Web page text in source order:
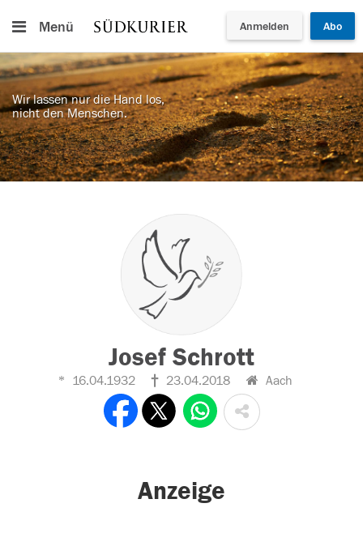
Menü Anmelden Abo
Wir lassen nur die Hand los,
nicht den Menschen.
Josef Schrott
16.04.1932 23.04.2018 Aach
Anzeige